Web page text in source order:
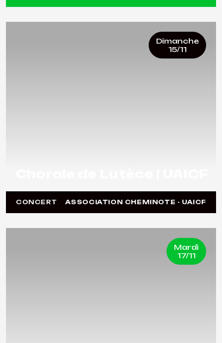
Dimanche
15/11
CONCERT ASSOCIATION CHEMINOTE - UAICF
Mardi
17/11